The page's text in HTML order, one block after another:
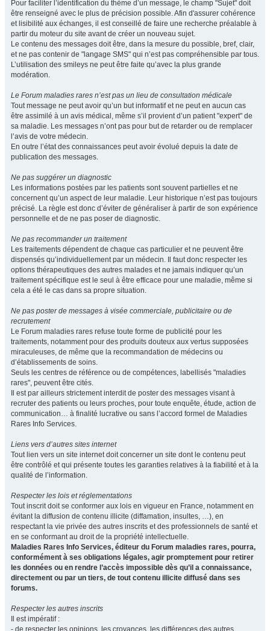
Pour faciliter l’identification du thème d’un message, le champ "Sujet" doit
être renseigné avec le plus de précision possible. Afin d'assurer cohérence
et lisibilité aux échanges, il est conseillé de faire une recherche préalable à
partir du moteur du site avant de créer un nouveau sujet.
Le contenu des messages doit être, dans la mesure du possible, bref, clair,
et ne pas contenir de "langage SMS" qui n’est pas compréhensible par tous.
L’utilisation des smileys ne peut être faite qu’avec la plus grande
modération.
Le Forum maladies rares n’est pas un lieu de consultation médicale
Tout message ne peut avoir qu’un but informatif et ne peut en aucun cas
être assimilé à un avis médical, même s’il provient d’un patient "expert" de
sa maladie. Les messages n’ont pas pour but de retarder ou de remplacer
l’avis de votre médecin.
En outre l’état des connaissances peut avoir évolué depuis la date de
publication des messages.
Ne pas suggérer un diagnostic
Les informations postées par les patients sont souvent partielles et ne
concernent qu’un aspect de leur maladie. Leur historique n’est pas toujours
précisé. La règle est donc d’éviter de généraliser à partir de son expérience
personnelle et de ne pas poser de diagnostic.
Ne pas recommander un traitement
Les traitements dépendent de chaque cas particulier et ne peuvent être
dispensés qu’individuellement par un médecin. Il faut donc respecter les
options thérapeutiques des autres malades et ne jamais indiquer qu’un
traitement spécifique est le seul à être efficace pour une maladie, même si
cela a été le cas dans sa propre situation.
Ne pas poster de messages à visée commerciale, publicitaire ou de
recrutement
Le Forum maladies rares refuse toute forme de publicité pour les
traitements, notamment pour des produits douteux aux vertus supposées
miraculeuses, de même que la recommandation de médecins ou
d’établissements de soins.
Seuls les centres de référence ou de compétences, labellisés "maladies
rares", peuvent être cités.
Il est par ailleurs strictement interdit de poster des messages visant à
recruter des patients ou leurs proches, pour toute enquête, étude, action de
communication… à finalité lucrative ou sans l’accord formel de Maladies
Rares Info Services.
Liens vers d’autres sites internet
Tout lien vers un site internet doit concerner un site dont le contenu peut
être contrôlé et qui présente toutes les garanties relatives à la fiabilité et à la
qualité de l’information.
Respecter les lois et réglementations
Tout inscrit doit se conformer aux lois en vigueur en France, notamment en
évitant la diffusion de contenu illicite (diffamation, insultes, …), en
respectant la vie privée des autres inscrits et des professionnels de santé et
en se conformant au droit de la propriété intellectuelle.
Maladies Rares Info Services, éditeur du Forum maladies rares, pourra,
conformément à ses obligations légales, agir promptement pour retirer
les données ou en rendre l’accès impossible dès qu’il a connaissance,
directement ou par un tiers, de tout contenu illicite diffusé dans ses
forums.
Respecter les autres inscrits
Il est impératif :
- de respecter les opinions, les croyances, les différences des autres